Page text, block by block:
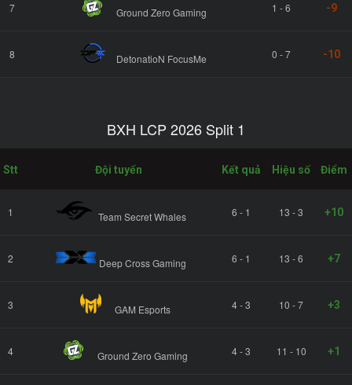
7 Ground Zero Gaming 1 - 6 -9
8 DetonatioN FocusMe 0 - 7 -10
BXH LCP 2026 Split 1
Stt Đội tuyển Kết quả Hiệu số Điểm
1 Team Secret Whales 6 - 1 13 - 3 +10
2 Deep Cross Gaming 6 - 1 13 - 6 +7
3 GAM Esports 4 - 3 10 - 7 +3
4 Ground Zero Gaming 4 - 3 11 - 10 +1